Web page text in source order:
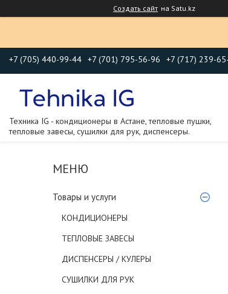
Создать сайт на Satu.kz
+7 (705) 440-99-44 +7 (701) 795-56-96 +7 (717) 239-
Техника IG - кондиционеры в Астане, тепловые пушки,
тепловые завесы, сушилки для рук, диспенсеры.
Товары и услуги
КОНДИЦИОНЕРЫ
ТЕПЛОВЫЕ ЗАВЕСЫ
ДИСПЕНСЕРЫ / КУЛЕРЫ
СУШИЛКИ ДЛЯ РУК